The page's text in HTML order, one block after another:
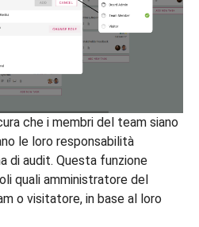
che i membri del team siano
le loro responsabilità
di audit. Questa funzione
quali amministratore del
o visitatore, in base al loro